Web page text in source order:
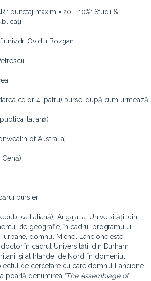
punctaj maxim = 20 - 10%: Studii &
Ovidiu Bozgan
celor 4 (patru) burse, după cum urmează:
Italiană)
of Australia)
Cehă)
bursier:
Italiană) Angajat al Universității din
de geografie, în cadrul programului
urbane, domnul Michel Lancione este
în cadrul Universității din Durham,
și al Irlandei de Nord, în domeniul
de cercetare cu care domnul Lancione
poartă denumirea "The Assemblage of